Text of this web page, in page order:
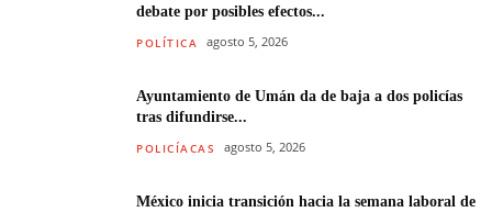
debate por posibles efectos...
POLÍTICA agosto 5, 2026
Ayuntamiento de Umán da de baja a dos policías
tras difundirse...
POLICÍACAS agosto 5, 2026
México inicia transición hacia la semana laboral de